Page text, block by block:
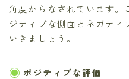
角度からなされています。
ジティブな側面とネガティ
いきましょう。
ポジティブな評価